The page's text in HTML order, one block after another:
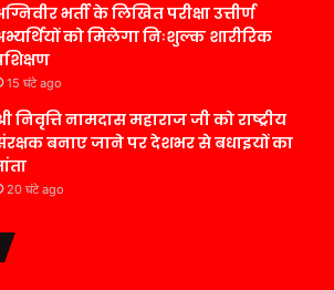
भर्ती के लिखित परीक्षा उत्तीर्ण
को मिलेगा निःशुल्क शारीरिक
15 घंटे ago
निवृत्ति नामदास महाराज जी को राष्ट्रीय
बनाए जाने पर देशभर से बधाइयों का
20 घंटे ago